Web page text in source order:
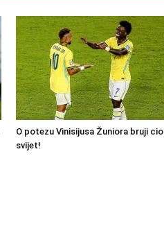
O potezu Vinisijusa Žuniora bruji cio
svijet!